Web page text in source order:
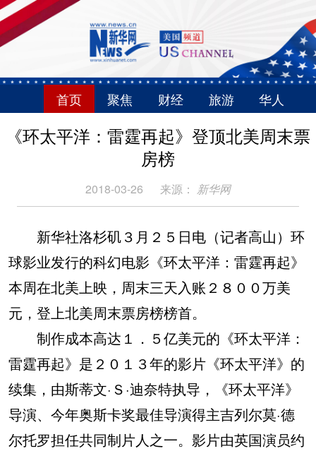
首页 聚焦 财经 旅游 华人
《环太平洋：雷霆再起》登顶北美周末票
房榜
2018-03-26 来源： 新华网
新华社洛杉矶３月２５日电（记者高山）环
球影业发行的科幻电影《环太平洋：雷霆再起》
本周在北美上映，周末三天入账２８００万美
元，登上北美周末票房榜榜首。
制作成本高达１．５亿美元的《环太平洋：
雷霆再起》是２０１３年的影片《环太平洋》的
续集，由斯蒂文·Ｓ·迪奈特执导，《环太平洋》
导演、今年奥斯卡奖最佳导演得主吉列尔莫·德
尔托罗担任共同制片人之一。影片由英国演员约